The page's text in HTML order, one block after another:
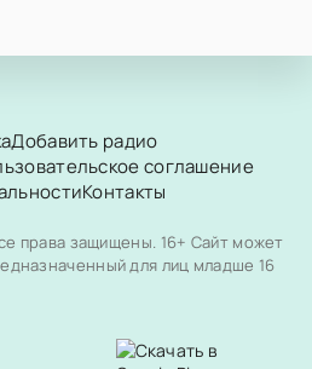
Добавить радио
соглашение
Контакты
права защищены. 16+ Сайт может
для лиц младше 16